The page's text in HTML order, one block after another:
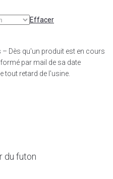
Effacer
Dès qu'un produit est en cours
par mail de sa date
tout retard de l'usine.
du futon